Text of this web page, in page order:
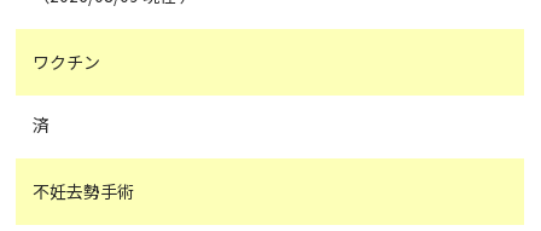
ワクチン
済
不妊去勢手術